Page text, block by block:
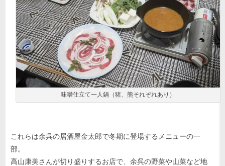
味噌仕立て一人鍋（猪、熊それぞれあり）
これらは余呉の居酒屋金太郎で冬期に登場するメニューの一
部。
高山康美さんが切り盛りするお店で、余呉の野菜や山菜など地